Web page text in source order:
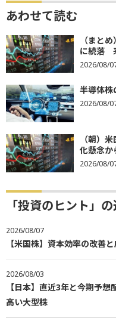
あわせて読む
（まと
に続落
2026/08/
半導体株
2026/08/
（朝）
化懸念か
2026/08/
「投資のヒント」
2026/08/07
【米国株】資本効率の改善
2026/08/03
【日本】直近3年と今期予
高い大型株